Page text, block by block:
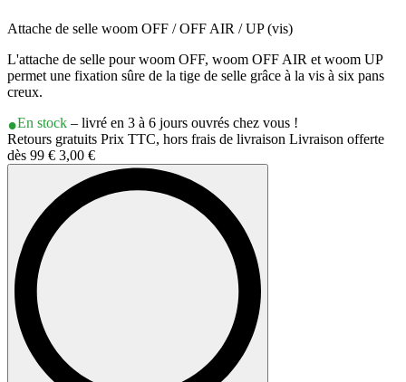
Attache de selle woom OFF / OFF AIR / UP (vis)
L'attache de selle pour woom OFF, woom OFF AIR et woom UP
permet une fixation sûre de la tige de selle grâce à la vis à six pans
creux.
En stock – livré en 3 à 6 jours ouvrés chez vous !
Retours gratuits Prix TTC, hors frais de livraison Livraison offerte
dès 99 € 3,00 €